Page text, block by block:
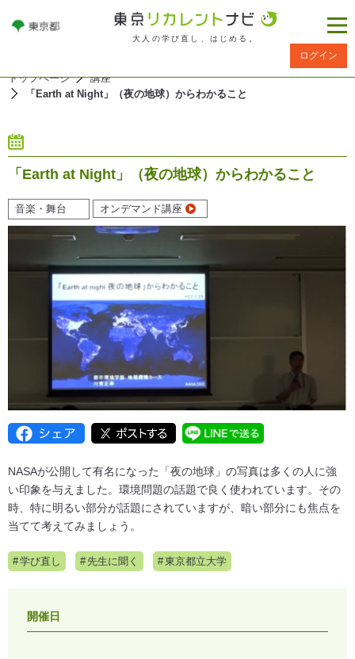
大人の学び直し、はじめる。
ログイン
トップページ
講座
「Earth at Night」（夜の地球）からわかること
「Earth at Night」（夜の地球）からわかること
音楽・舞台 オンデマンド講座
NASAが公開して有名になった「夜の地球」の写真は多くの人に強
い印象を与えました。環境問題の話題で良く使われています。その
時、特に明るい部分が話題にされていますが、暗い部分にも焦点を
当てて考えてみましょう。
学び直し 先生に聞く 東京都立大学
開催日